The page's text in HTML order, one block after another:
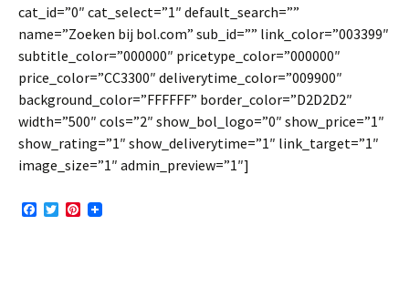
cat_id=”0″ cat_select=”1″ default_search=””
name=”Zoeken bij bol.com” sub_id=”” link_color=”003399″
subtitle_color=”000000″ pricetype_color=”000000″
price_color=”CC3300″ deliverytime_color=”009900″
background_color=”FFFFFF” border_color=”D2D2D2″
width=”500″ cols=”2″ show_bol_logo=”0″ show_price=”1″
show_rating=”1″ show_deliverytime=”1″ link_target=”1″
image_size=”1″ admin_preview=”1″]
T
P